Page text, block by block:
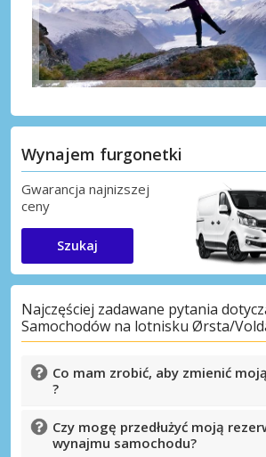
Wynajem furgonetki
Gwarancja najnizszej
ceny
Szukaj
Najczęściej zadawane pytania
Samochodów na lotnisku Ørsta/
Co mam zrobić, aby zmienić
?
Czy mogę przedłużyć moją
wynajmu samochodu?